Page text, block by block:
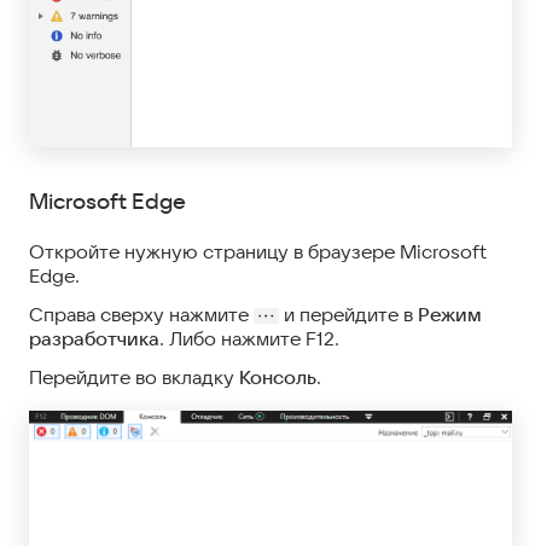
Microsoft Edge
Откройте нужную страницу в браузере Microsoft
Edge.
Справа сверху нажмите
и перейдите в Режим
разработчика. Либо нажмите F12.
Перейдите во вкладку Консоль.